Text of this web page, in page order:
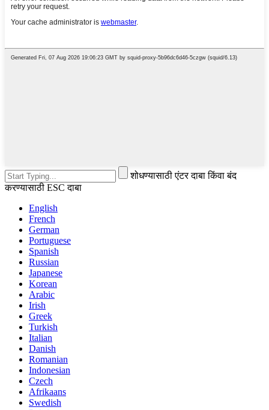
शोधण्यासाठी एंटर दाबा किंवा बंद
करण्यासाठी ESC दाबा
English
French
German
Portuguese
Spanish
Russian
Japanese
Korean
Arabic
Irish
Greek
Turkish
Italian
Danish
Romanian
Indonesian
Czech
Afrikaans
Swedish